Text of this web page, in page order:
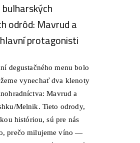
odrôd: Mavruda
protagonisti
degustačného menu bolo
vynechať dva klenoty
Mavrud a
Melnik. Tieto odrody,
históriou, sú pre nás
prečo milujeme víno —